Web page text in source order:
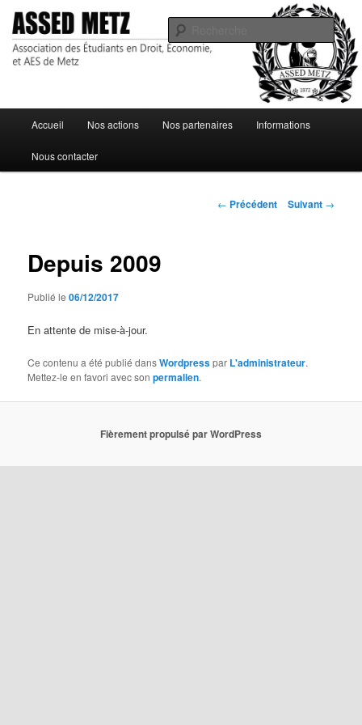
ASSED Metz
Association des Étudiants en Droit, Économie, et AES de Metz
principal
Aller
au
Accueil Nos actions Nos partenaires Informations
Nous contacter
Navigation
← Précédent Suivant →
Depuis 2009
Publié le06/12/2017
En attente de mise-à-jour.
Ce contenu a été publié dansWordpresspar L'administrateur.
Mettez-le en favori avec sonpermalien.
Fièrement propulsé par WordPress